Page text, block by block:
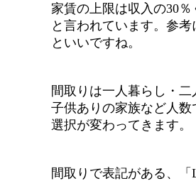
家賃の上限は収入の30
と言われています。参考
といいですね。
間取りは一人暮らし・二
子供ありの家族など人数
選択が変わってきます。
間取りで表記がある、「